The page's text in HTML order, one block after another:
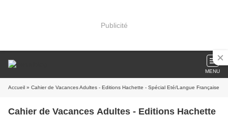
Publicité
MENU
Accueil » Cahier de Vacances Adultes - Editions Hachette - Spécial Eté/Langue Française
Cahier de Vacances Adultes - Editions Hachette